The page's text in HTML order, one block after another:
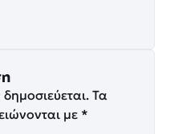
Τα
με *